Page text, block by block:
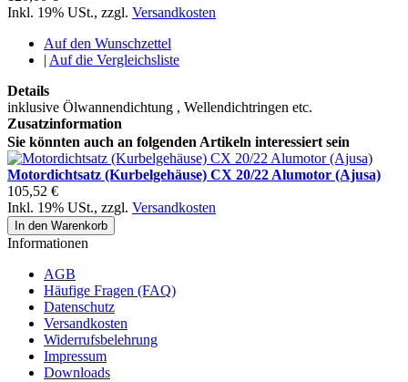
Inkl. 19% USt., zzgl. Versandkosten
Auf den Wunschzettel
| Auf die Vergleichsliste
Details
inklusive Ölwannendichtung , Wellendichtringen etc.
Zusatzinformation
Sie könnten auch an folgenden Artikeln interessiert sein
Motordichtsatz (Kurbelgehäuse) CX 20/22 Alumotor (Ajusa)
105,52 €
Inkl. 19% USt., zzgl. Versandkosten
In den Warenkorb
Informationen
AGB
Häufige Fragen (FAQ)
Datenschutz
Versandkosten
Widerrufsbelehrung
Impressum
Downloads